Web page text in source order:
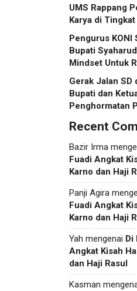
UMS Rappang
Karya di Tingkat
Pengurus
Bupati
Mindset Untuk
Gerak Jalan
Bupati dan
Penghormatan
Recent
Bazir Irma
Fuadi Angkat
Karno dan Haji
Panji Agira
Fuadi Angkat
Karno dan Haji
Yah mengenai
Angkat Kisah
dan Haji Rasul
Kasman